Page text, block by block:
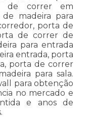
de correr em
madeira para
porta de
de correr de
para entrada
entrada, porta
porta de correr
para sala.
para obtenção
no mercado e
e anos de